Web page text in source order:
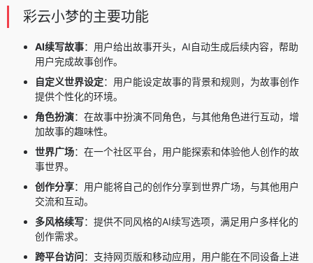
彩云小梦的主要功能
AI续写故事：用户给出故事开头，AI自动生成后续内容，帮助
用户完成故事创作。
自定义世界设定：用户能设定故事的背景和规则，为故事创作
提供个性化的环境。
角色扮演：在故事中扮演不同角色，与其他角色进行互动，增
加故事的趣味性。
世界广场：在一个社区平台，用户能探索和体验他人创作的故
事世界。
创作分享：用户能将自己的创作分享到世界广场，与其他用户
交流和互动。
多风格续写：提供不同风格的AI续写选项，满足用户多样化的
创作需求。
跨平台访问：支持网页版和移动应用，用户能在不同设备上进